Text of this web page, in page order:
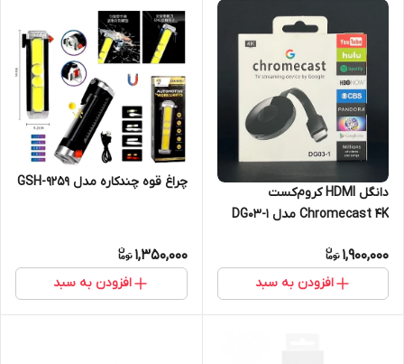
دانگل HDMI کروم‌کست
Chromecast ۴K مدل DG03-1
1,900,000
افزودن به سبد
چراغ قوه چندکاره مدل GSH-9259
1,350,000
افزودن به سبد